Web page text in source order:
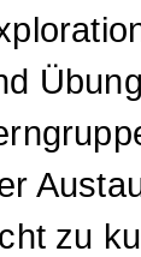
zu